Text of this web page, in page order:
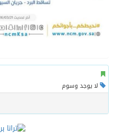
لا يوجد وسوم